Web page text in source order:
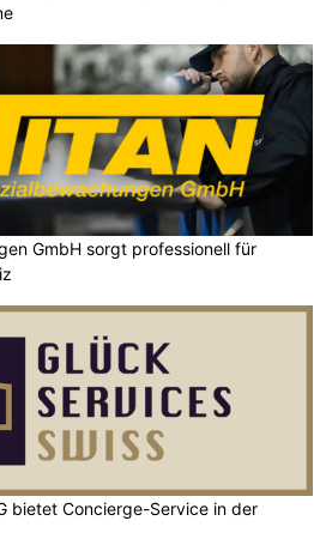
GmbH sorgt professionell für
bietet Concierge-Service in der